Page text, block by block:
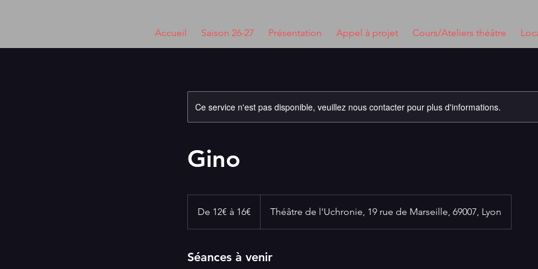
Accueil Saison 26-27 Présentation Appel à projet Cours/Ateliers théâtre
Ce service n'est pas disponible, veuillez nous contacter pour plus d'informations.
Gino
De 12€ à 16€ Théâtre de l'Uchronie, 19 rue de Marseille, 69007, Lyon
Séances à venir